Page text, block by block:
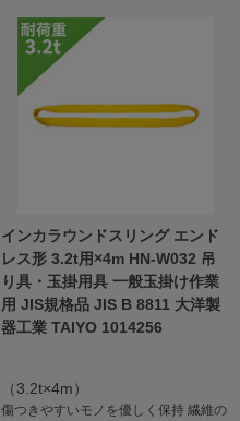
インカラウンドスリング エンド
レス形 3.2t用×4m HN-W032 吊
り具・玉掛用具 一般玉掛け作業
用 JIS規格品 JIS B 8811 大洋製
器工業 TAIYO 1014256
（3.2t×4m）
傷つきやすいモノを優しく保持 繊維の